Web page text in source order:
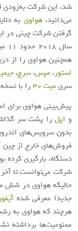
شد، این شرکت به‌زودی
می‌دانید،هواوی
گرفتن شرکت چینی در
همچنین هواوی را از
استور، مپس، سرچ،
سری میت 30
را با
پیش‌بینی هواوی برای امسال این بود که
و اپلرا پشت سر
بدون سرویس‌های
حالیکه هواوی در شش
جدیدا معرفی شدهآیفون
هرچند که هواوی به
ممنوعیت‌ها برداشته